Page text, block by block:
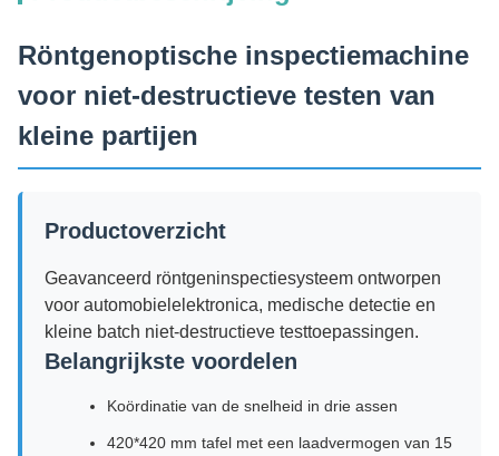
Röntgenoptische inspectiemachine
voor niet-destructieve testen van
kleine partijen
Productoverzicht
Geavanceerd röntgeninspectiesysteem ontworpen
voor automobielelektronica, medische detectie en
kleine batch niet-destructieve testtoepassingen.
Belangrijkste voordelen
Koördinatie van de snelheid in drie assen
420*420 mm tafel met een laadvermogen van 15